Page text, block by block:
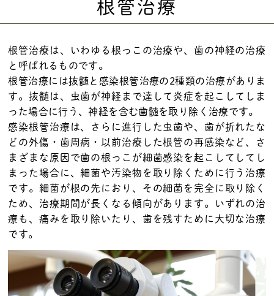
根管治療
根管治療は、いわゆる根っこの治療や、歯の神経の治療
と呼ばれるものです。
根管治療には抜髄と感染根管治療の2種類の治療がありま
す。抜髄は、虫歯が神経まで達して炎症を起こしてしま
った場合に行う、神経を含む歯髄を取り除く治療です。
感染根管治療は、さらに進行した虫歯や、歯が折れたな
どの外傷・歯周病・以前治療した根管の再感染など、さ
まざまな原因で歯の根っこが細菌感染を起こしてしてし
まった場合に、細菌や汚染物を取り除くために行う治療
です。細菌が根の先におり、その細菌を完全に取り除く
ため、治療期間が長くなる傾向があります。いずれの治
療も、痛みを取り除いたり、歯を残すために大切な治療
です。